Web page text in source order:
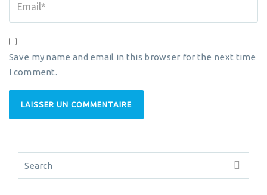
Save my name and email in this browser for the next time
I comment.